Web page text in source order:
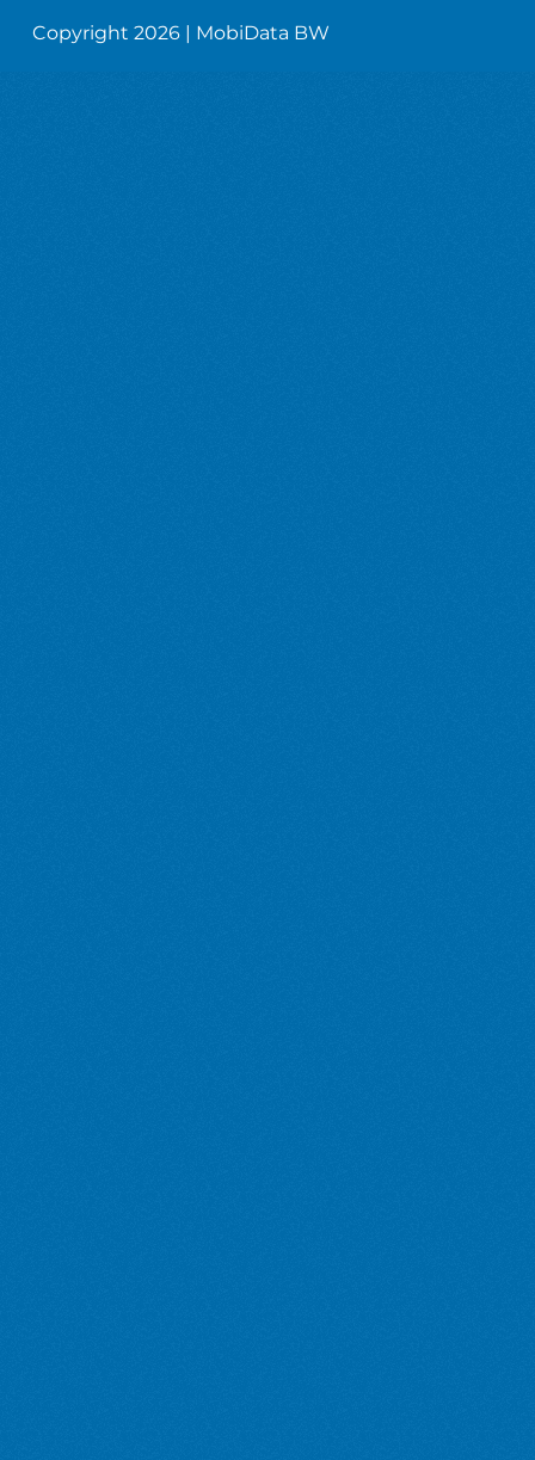
Copyright 2026 | MobiData BW